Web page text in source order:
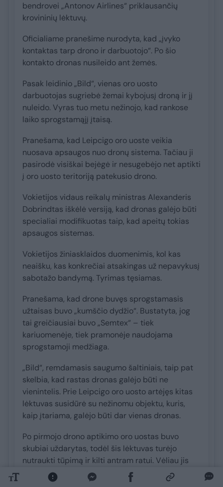
bendrovei „Antonov Airlines“ priklausančių
krovininių lėktuvų.
Oficialiame pranešime nurodyta, kad „įvyko
kontaktas tarp drono ir darbuotojo“. Po šio
kontakto dronas nusileido ant žemės.
Pasak leidinio „Bild“, vienas oro uosto
darbuotojas sugriebė žemai kybojusį droną ir jį
nuleido. Vyras tuo metu nežinojo, kad rankose
laiko sprogstamąjį įtaisą.
Pranešama, kad Leipcigo oro uoste veikia
nuosava apsaugos nuo dronų sistema. Tačiau ji
pasirodė visiškai bejėgė ir nesugebėjo net aptikti
į oro uosto teritoriją patekusio drono.
Vokietijos vidaus reikalų ministras Alexanderis
Dobrindtas iškėlė versiją, kad dronas galėjo būti
specialiai modifikuotas taip, kad apeitų tokias
apsaugos sistemas.
Vokietijos žiniasklaidos duomenimis, kol kas
neaišku, kas konkrečiai atsakingas už nepavykusį
sabotažo bandymą. Tyrimas tęsiamas.
Pranešama, kad drone buvęs sprogstamasis
užtaisas buvo „kumščio dydžio“. Bustatyta, jog
tai greičiausiai buvo „Semtex“ – tiek
kariuomenėje, tiek pramonėje naudojama
sprogstamoji medžiaga.
„Bild“, remdamasis saugumo šaltiniais, taip pat
skelbia, kad rastas dronas galėjo būti ne
vienintelis. Prie Leipcigo oro uosto artėjęs kitas
lėktuvas susidūrė su nežinomu objektu, kuris,
kaip įtariama, galėjo būti dar vienas dronas.
Po pirmojo drono aptikimo oro uostas buvo
skubiai uždarytas, todėl šis lėktuvas turėjo
nutraukti tūpimą ir kilti antram ratui. Vėliau jis
nusileido Hanoveryje, kur buvo nustatyta
nedidelių apgadinimų.